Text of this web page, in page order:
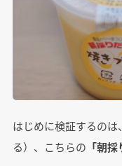
はじめに検証するの
る）、こちらの 「朝